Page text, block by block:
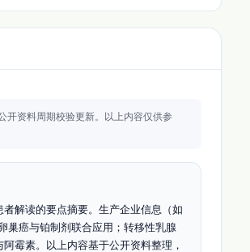
开资料周期校验更新。 以上内容仅供参
解读的要点摘要。生产企业信息（如
巢癌与铂制剂联合应用；转移性乳腺
霉素。以上内容基于公开资料整理，